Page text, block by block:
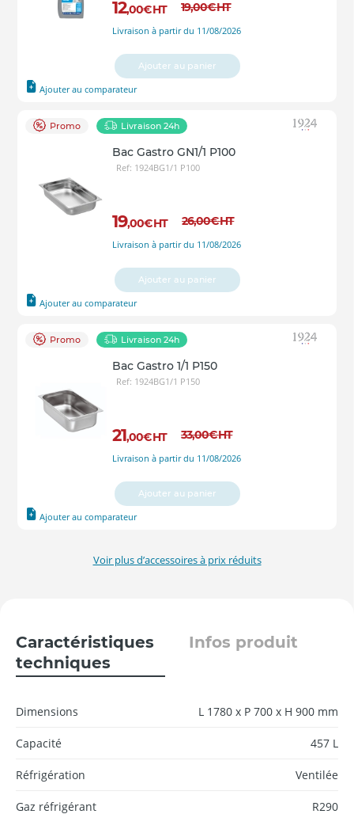
12,00€HT 19,00€HT
Livraison à partir du 11/08/2026
Ajouter au comparateur
Ajouter au panier
Promo Livraison 24h
Bac Gastro GN1/1 P100
Ref: 1924BG1/1 P100
19,00€HT 26,00€HT
Livraison à partir du 11/08/2026
Ajouter au comparateur
Ajouter au panier
Promo Livraison 24h
Bac Gastro 1/1 P150
Ref: 1924BG1/1 P150
21,00€HT 33,00€HT
Livraison à partir du 11/08/2026
Ajouter au comparateur
Ajouter au panier
Voir plus d’accessoires à prix réduits
Caractéristiques
techniques
Infos produit
Dimensions L 1780 x P 700 x H 900 mm
Capacité 457 L
Réfrigération Ventilée
Gaz réfrigérant R290